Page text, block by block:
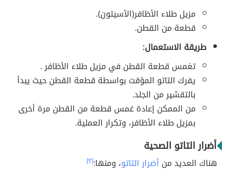
مزيل طلاء الأظافر(الأسيتون).
قطعة من القطن.
طريقة الاستعمال:
تغمس قطعة القطن في مزيل طلاء الأظافر .
يفرك التاتو المؤقت بواسطة قطعة القطن حيث يبدأ
بالتقشير من الجلد.
من الممكن إعادة غمس قطعة من القطن مرة أخرى
بمزيل طلاء الأظافر، وتكرار العملية.
أضرار التاتو الصحية
هناك العديد من أضرار التاتو، ومنها:[٣]